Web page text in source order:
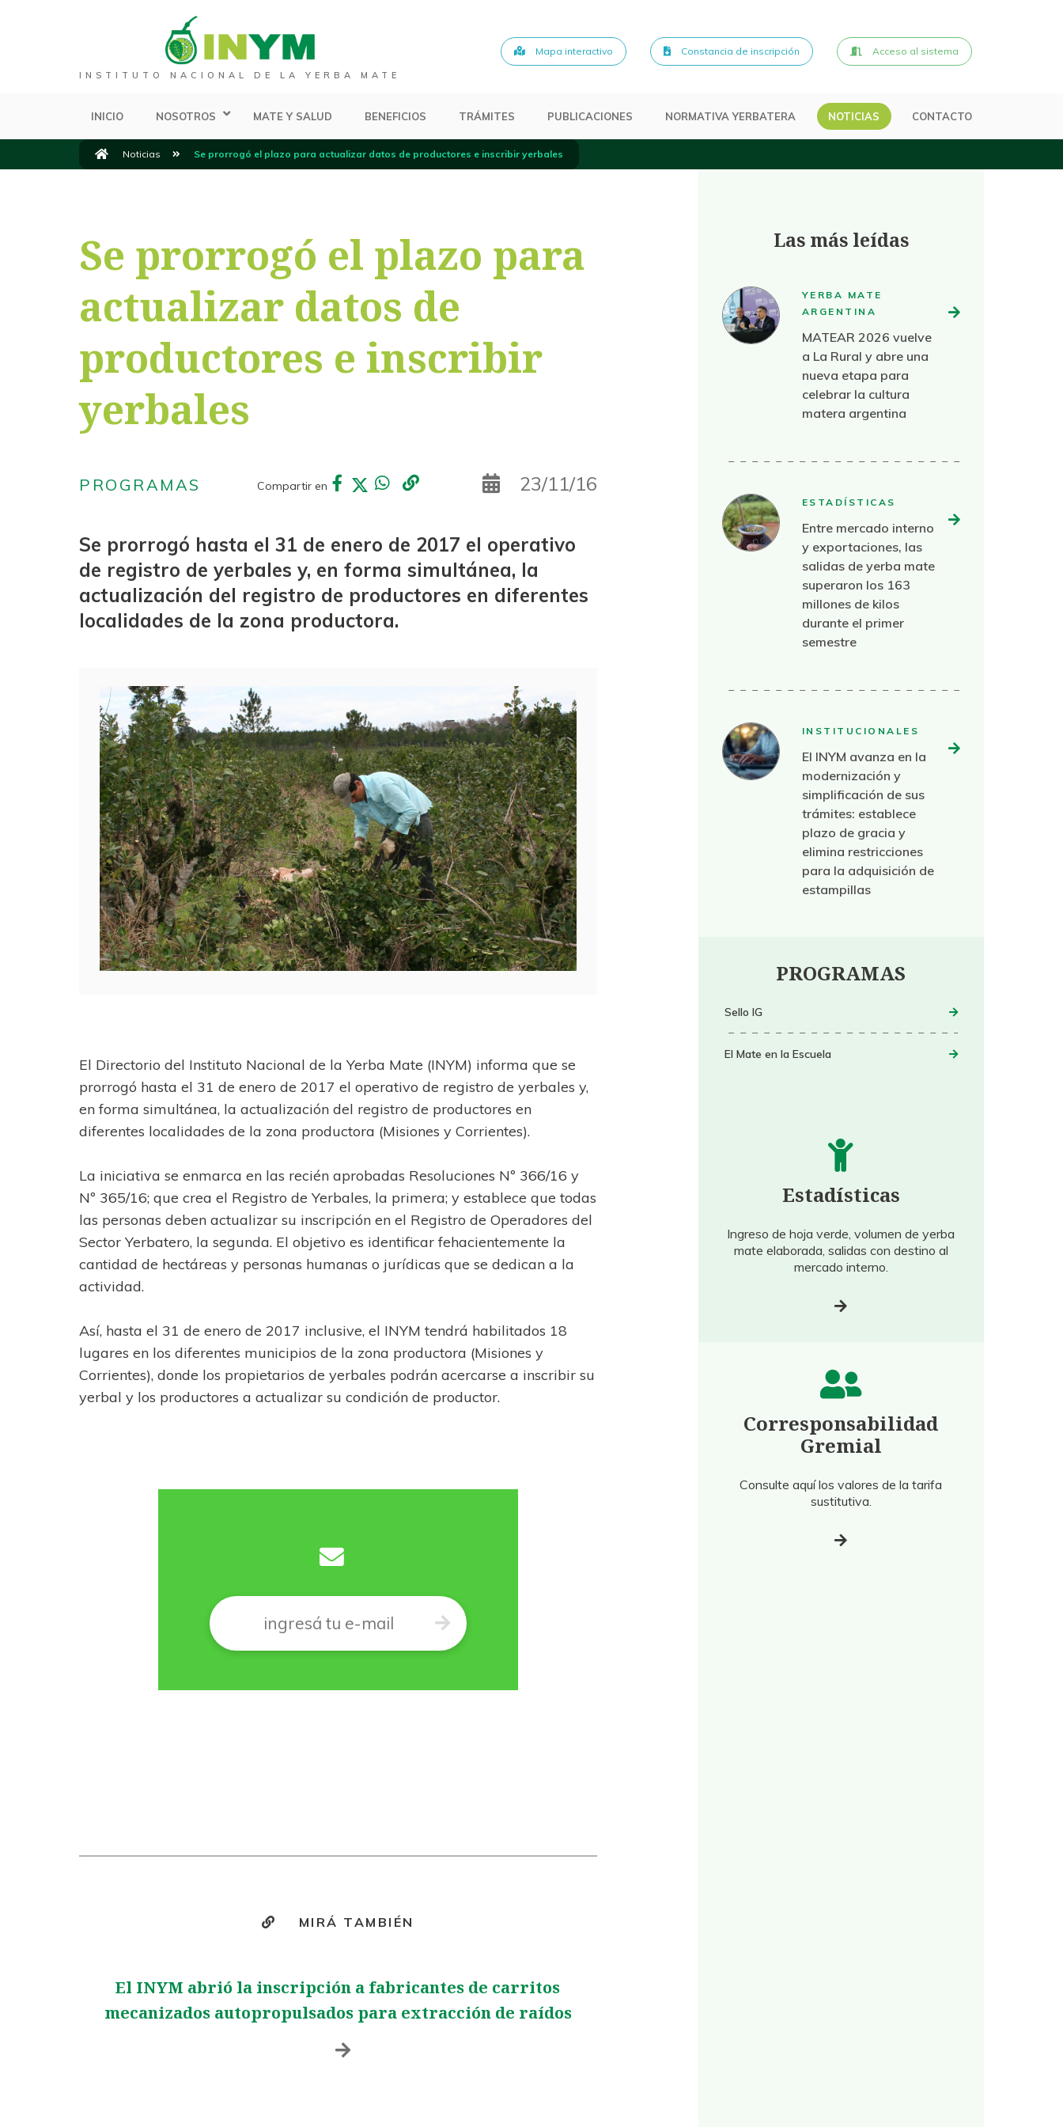
INSTITUTO NACIONAL DE LA YERBA MATE
Mapa interactivo Constancia de inscripción Acceso al sistema
INICIO NOSOTROS MATE Y SALUD BENEFICIOS TRÁMITES PUBLICACIONES NORMATIVA YERBATERA NOTICIAS CONTACTO
Noticias Se prorrogó el plazo para actualizar datos de productores e inscribir yerbales
Se prorrogó el plazo para
actualizar datos de
productores e inscribir
yerbales
23/11/16
PROGRAMAS Compartir en
Se prorrogó hasta el 31 de enero de 2017 el operativo
de registro de yerbales y, en forma simultánea, la
actualización del registro de productores en diferentes
localidades de la zona productora.
El Directorio del Instituto Nacional de la Yerba Mate (INYM) informa que se
prorrogó hasta el 31 de enero de 2017 el operativo de registro de yerbales y,
en forma simultánea, la actualización del registro de productores en
diferentes localidades de la zona productora (Misiones y Corrientes).
La iniciativa se enmarca en las recién aprobadas Resoluciones Nº 366/16 y
Nº 365/16; que crea el Registro de Yerbales, la primera; y establece que todas
las personas deben actualizar su inscripción en el Registro de Operadores del
Sector Yerbatero, la segunda. El objetivo es identificar fehacientemente la
cantidad de hectáreas y personas humanas o jurídicas que se dedican a la
actividad.
Así, hasta el 31 de enero de 2017 inclusive, el INYM tendrá habilitados 18
lugares en los diferentes municipios de la zona productora (Misiones y
Corrientes), donde los propietarios de yerbales podrán acercarse a inscribir su
yerbal y los productores a actualizar su condición de productor.
Correo
MIRÁ TAMBIÉN
El INYM abrió la inscripción a fabricantes de carritos
mecanizados autopropulsados para extracción de raídos
Las más leídas
YERBA MATE
ARGENTINA
MATEAR 2026 vuelve
a La Rural y abre una
nueva etapa para
celebrar la cultura
matera argentina
ESTADÍSTICAS
Entre mercado interno
y exportaciones, las
salidas de yerba mate
superaron los 163
millones de kilos
durante el primer
semestre
INSTITUCIONALES
El INYM avanza en la
modernización y
simplificación de sus
trámites: establece
plazo de gracia y
elimina restricciones
para la adquisición de
estampillas
PROGRAMAS
Sello IG
El Mate en la Escuela
Estadísticas
Ingreso de hoja verde, volumen de yerba
mate elaborada, salidas con destino al
mercado interno.
Corresponsabilidad
Gremial
Consulte aquí los valores de la tarifa
sustitutiva.